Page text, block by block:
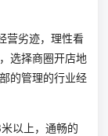
劣迹，理性看
选择商圈开店地
的管理的行业经
以上，通畅的